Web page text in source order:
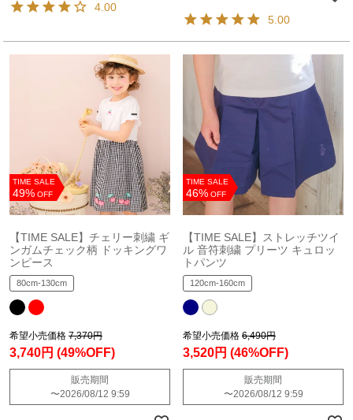
4.00
5.00
TIME SALE
49% OFF
【TIME SALE】チェリー刺繍 ギ
ンガムチェック柄 ドッキングワ
ンピース
80cm-130cm
希望小売価格 7,370円
3,740円 (49%OFF)
販売期間
〜2026/08/12 9:59
TIME SALE
46% OFF
【TIME SALE】ストレッチツイ
ル 音符刺繍 プリーツ キュロッ
トパンツ
120cm-160cm
希望小売価格 6,490円
3,520円 (46%OFF)
販売期間
〜2026/08/12 9:59